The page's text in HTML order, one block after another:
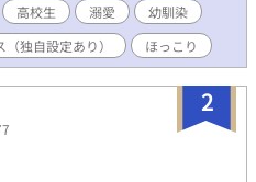
高校生 溺愛
幼馴染
独自設定あり） ほっこり
2